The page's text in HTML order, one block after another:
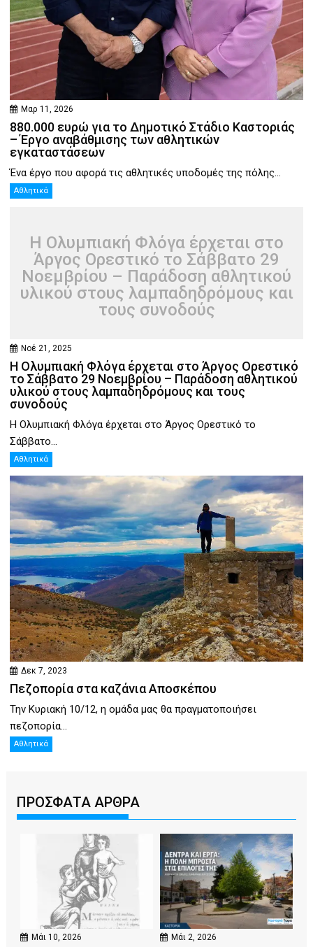
Μαρ 11, 2026
880.000 ευρώ για το Δημοτικό Στάδιο Καστοριάς
– Έργο αναβάθμισης των αθλητικών
εγκαταστάσεων
Ένα έργο που αφορά τις αθλητικές υποδομές της πόλης...
Αθλητικά
Η Ολυμπιακή Φλόγα έρχεται στο
Άργος Ορεστικό το Σάββατο 29
Νοεμβρίου – Παράδοση αθλητικού
υλικού στους λαμπαδηδρόμους και
τους συνοδούς
Νοέ 21, 2025
Η Ολυμπιακή Φλόγα έρχεται στο Άργος Ορεστικό
το Σάββατο 29 Νοεμβρίου – Παράδοση αθλητικού
υλικού στους λαμπαδηδρόμους και τους
συνοδούς
Η Ολυμπιακή Φλόγα έρχεται στο Άργος Ορεστικό το
Σάββατο...
Αθλητικά
Δεκ 7, 2023
Πεζοπορία στα καζάνια Αποσκέπου
Την Κυριακή 10/12, η ομάδα μας θα πραγματοποιήσει
πεζοπορία...
Αθλητικά
ΠΡΟΣΦΑΤΑ ΑΡΘΡΑ
Μάι 10, 2026 Μάι 2, 2026